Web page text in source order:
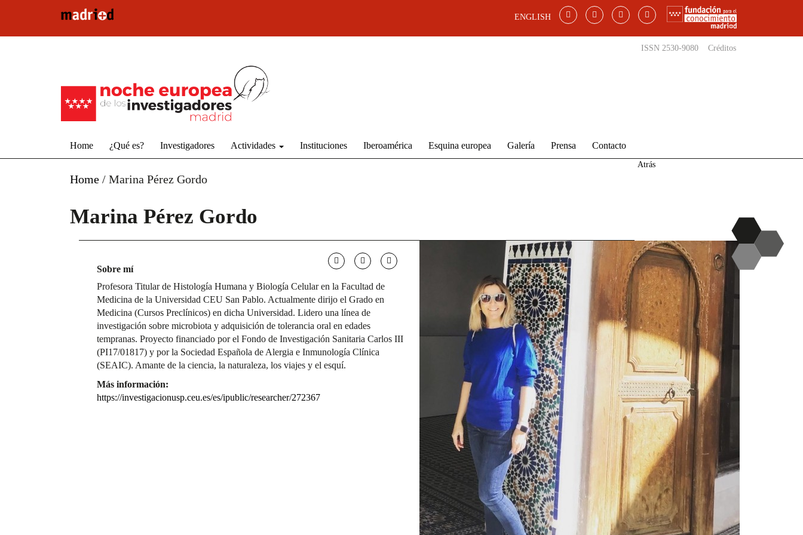
ENGLISH
ISSN 2530-9080 Créditos
Home ¿Qué es? Investigadores Actividades Instituciones Iberoamérica Esquina europea Galería Prensa Contacto
Home / Marina Pérez Gordo
Atrás
Marina Pérez Gordo
Sobre mí
Profesora Titular de Histología Humana y Biología Celular en la Facultad de
Medicina de la Universidad CEU San Pablo. Actualmente dirijo el Grado en
Medicina (Cursos Preclínicos) en dicha Universidad. Lidero una línea de
investigación sobre microbiota y adquisición de tolerancia oral en edades
tempranas. Proyecto financiado por el Fondo de Investigación Sanitaria Carlos III
(PI17/01817) y por la Sociedad Española de Alergia e Inmunología Clínica
(SEAIC). Amante de la ciencia, la naturaleza, los viajes y el esquí.
Más información:
https://investigacionusp.ceu.es/es/ipublic/researcher/272367